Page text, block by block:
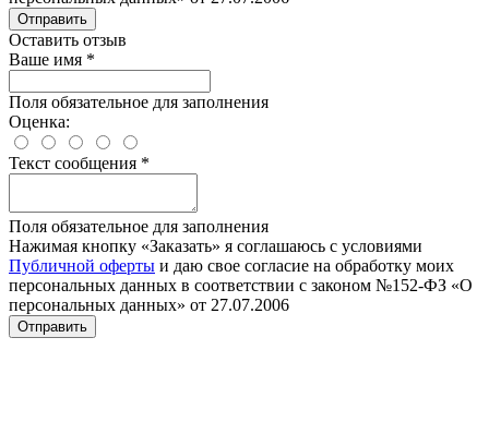
Отправить
Оставить отзыв
Ваше имя *
Поля обязательное для заполнения
Оценка:
Текст сообщения *
Поля обязательное для заполнения
Нажимая кнопку «Заказать» я соглашаюсь с условиями
Публичной оферты и даю свое согласие на обработку моих
персональных данных в соответствии с законом №152-ФЗ «О
персональных данных» от 27.07.2006
Отправить